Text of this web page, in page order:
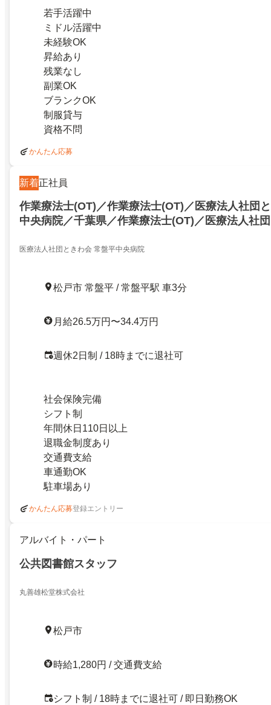
若手活躍中
ミドル活躍中
未経験OK
昇給あり
残業なし
副業OK
ブランクOK
制服貸与
資格不問
かんたん応募
新着正社員
作業療法士(OT)／作業療法士(OT)／医療法人社団
中央病院／千葉県／作業療法士(OT)／医療法人社
医療法人社団ときわ会 常盤平中央病院
松戸市 常盤平 / 常盤平駅 車3分
月給26.5万円〜34.4万円
週休2日制 / 18時までに退社可
社会保険完備
シフト制
年間休日110日以上
退職金制度あり
交通費支給
車通勤OK
駐車場あり
かんたん応募登録エントリー
アルバイト・パート
公共図書館スタッフ
丸善雄松堂株式会社
松戸市
時給1,280円 / 交通費支給
シフト制 / 18時までに退社可 / 即日勤務OK